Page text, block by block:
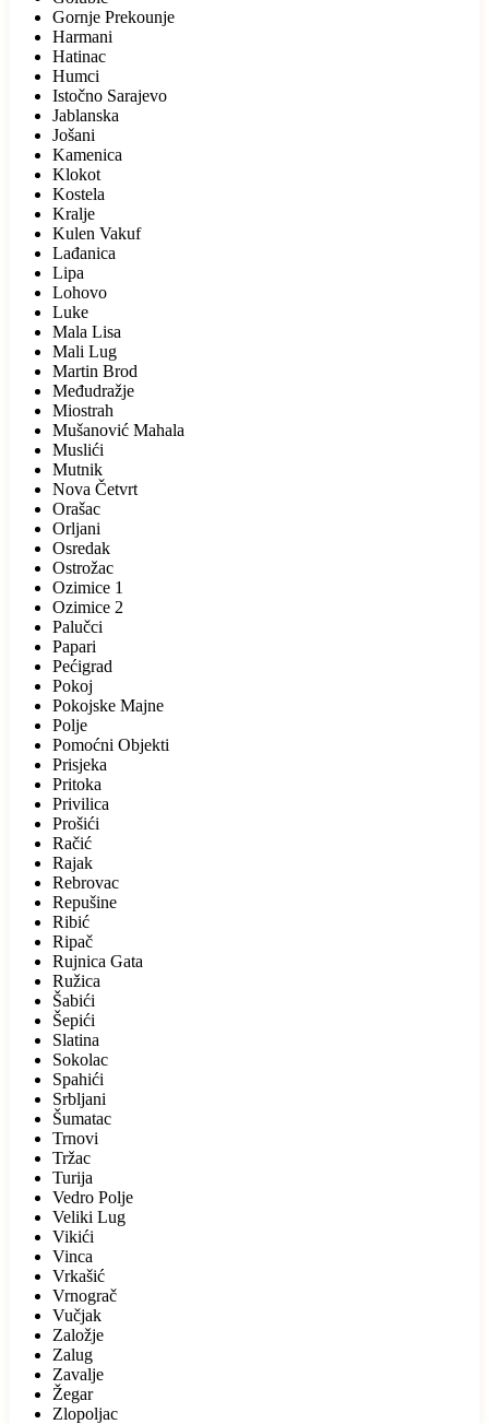
Gornje Prekounje
Harmani
Hatinac
Humci
Istočno Sarajevo
Jablanska
Jošani
Kamenica
Klokot
Kostela
Kralje
Kulen Vakuf
Lađanica
Lipa
Lohovo
Luke
Mala Lisa
Mali Lug
Martin Brod
Međudražje
Miostrah
Mušanović Mahala
Muslići
Mutnik
Nova Četvrt
Orašac
Orljani
Osredak
Ostrožac
Ozimice 1
Ozimice 2
Palučci
Papari
Pećigrad
Pokoj
Pokojske Majne
Polje
Pomoćni Objekti
Prisjeka
Pritoka
Privilica
Prošići
Račić
Rajak
Rebrovac
Repušine
Ribić
Ripač
Rujnica Gata
Ružica
Šabići
Šepići
Slatina
Sokolac
Spahići
Srbljani
Šumatac
Trnovi
Tržac
Turija
Vedro Polje
Veliki Lug
Vikići
Vinca
Vrkašić
Vrnograč
Vučjak
Založje
Zalug
Zavalje
Žegar
Zlopoljac